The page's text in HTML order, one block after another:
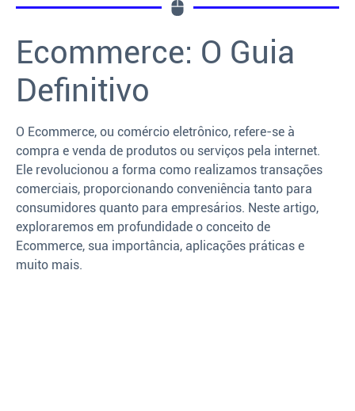
Ecommerce: O Guia
Definitivo
O Ecommerce, ou comércio eletrônico, refere-se à
compra e venda de produtos ou serviços pela internet.
Ele revolucionou a forma como realizamos transações
comerciais, proporcionando conveniência tanto para
consumidores quanto para empresários. Neste artigo,
exploraremos em profundidade o conceito de
Ecommerce, sua importância, aplicações práticas e
muito mais.